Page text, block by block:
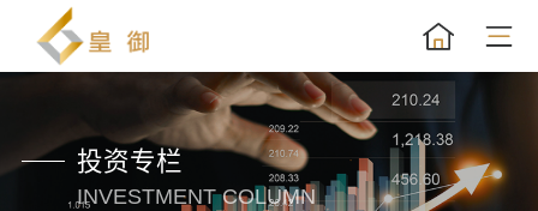
投资专栏
INVESTMENT COLUMN